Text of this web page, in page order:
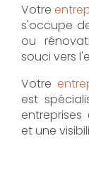
Votre
s'occupe
ou
souci vers
Votre
est
et une